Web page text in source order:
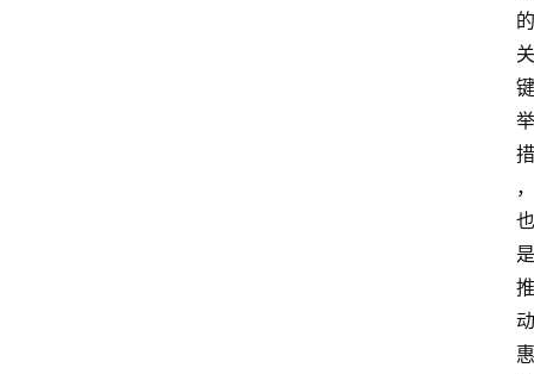
的
关
键
举
措
，
也
是
推
动
惠